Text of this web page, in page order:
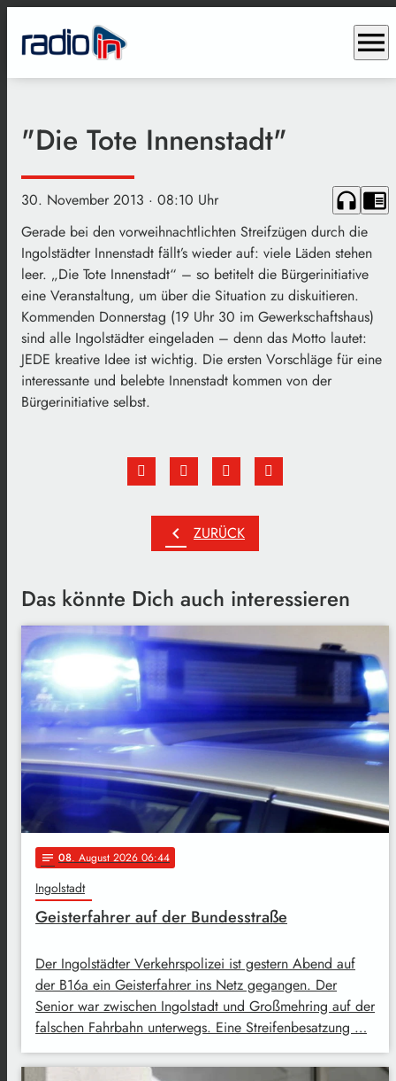
menu
"Die Tote Innenstadt"
30. November 2013 · 08:10 Uhr headphones chrome_reader_mode
Gerade bei den vorweihnachtlichten Streifzügen durch die
Ingolstädter Innenstadt fällt’s wieder auf: viele Läden stehen
leer. „Die Tote Innenstadt“ – so betitelt die Bürgerinitiative
eine Veranstaltung, um über die Situation zu diskuitieren.
Kommenden Donnerstag (19 Uhr 30 im Gewerkschaftshaus)
sind alle Ingolstädter eingeladen – denn das Motto lautet:
JEDE kreative Idee ist wichtig. Die ersten Vorschläge für eine
interessante und belebte Innenstadt kommen von der
Bürgerinitiative selbst.
chevron_left ZURÜCK
Das könnte Dich auch interessieren
notes 08. August 2026 06:44
Ingolstadt
Geisterfahrer auf der Bundesstraße
Der Ingolstädter Verkehrspolizei ist gestern Abend auf
der B16a ein Geisterfahrer ins Netz gegangen. Der
Senior war zwischen Ingolstadt und Großmehring auf der
falschen Fahrbahn unterwegs. Eine Streifenbesatzung …